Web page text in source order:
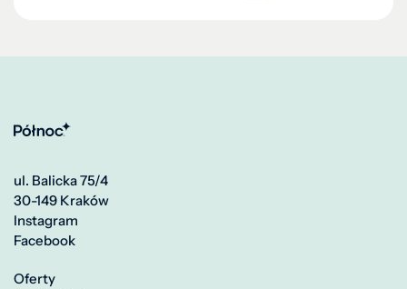
ul. Balicka 75/4
30-149 Kraków
Instagram
Facebook
Oferty